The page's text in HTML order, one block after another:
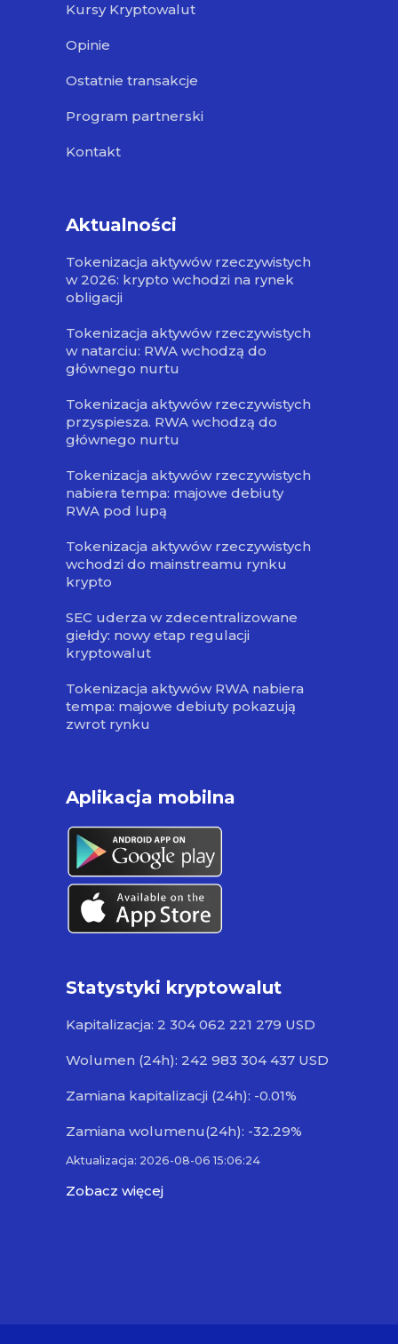
Kursy Kryptowalut
Opinie
Ostatnie transakcje
Program partnerski
Kontakt
Aktualności
Tokenizacja aktywów rzeczywistych
w 2026: krypto wchodzi na rynek
obligacji
Tokenizacja aktywów rzeczywistych
w natarciu: RWA wchodzą do
głównego nurtu
Tokenizacja aktywów rzeczywistych
przyspiesza. RWA wchodzą do
głównego nurtu
Tokenizacja aktywów rzeczywistych
nabiera tempa: majowe debiuty
RWA pod lupą
Tokenizacja aktywów rzeczywistych
wchodzi do mainstreamu rynku
krypto
SEC uderza w zdecentralizowane
giełdy: nowy etap regulacji
kryptowalut
Tokenizacja aktywów RWA nabiera
tempa: majowe debiuty pokazują
zwrot rynku
Aplikacja mobilna
Statystyki kryptowalut
Kapitalizacja: 2 304 062 221 279 USD
Wolumen (24h): 242 983 304 437 USD
Zamiana kapitalizacji (24h): -0.01%
Zamiana wolumenu(24h): -32.29%
Aktualizacja: 2026-08-06 15:06:24
Zobacz więcej